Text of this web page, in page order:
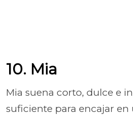
10. Mia
Mia suena corto, dulce e
suficiente para encajar en